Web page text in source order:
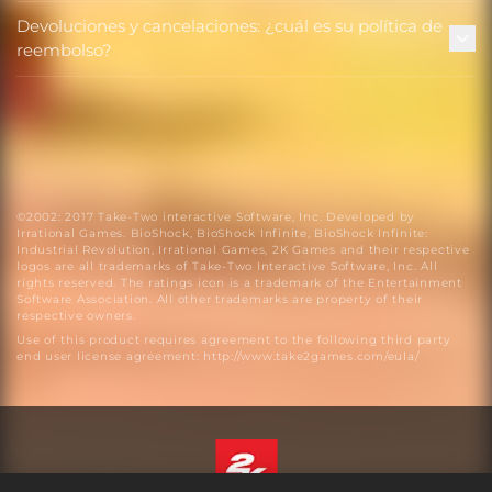
Devoluciones y cancelaciones: ¿cuál es su política de
reembolso?
©2002: 2017 Take-Two interactive Software, Inc. Developed by
Irrational Games. BioShock, BioShock Infinite, BioShock Infinite:
Industrial Revolution, Irrational Games, 2K Games and their respective
logos are all trademarks of Take-Two Interactive Software, Inc. All
rights reserved. The ratings icon is a trademark of the Entertainment
Software Association. All other trademarks are property of their
respective owners.
Use of this product requires agreement to the following third party
end user license agreement: http://www.take2games.com/eula/